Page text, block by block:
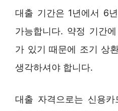
대출 기간은 1년에서 6
가능합니다. 약정 기간
가 있기 때문에 조기 상
생각하셔야 합니다.
대출 자격으로는 신용